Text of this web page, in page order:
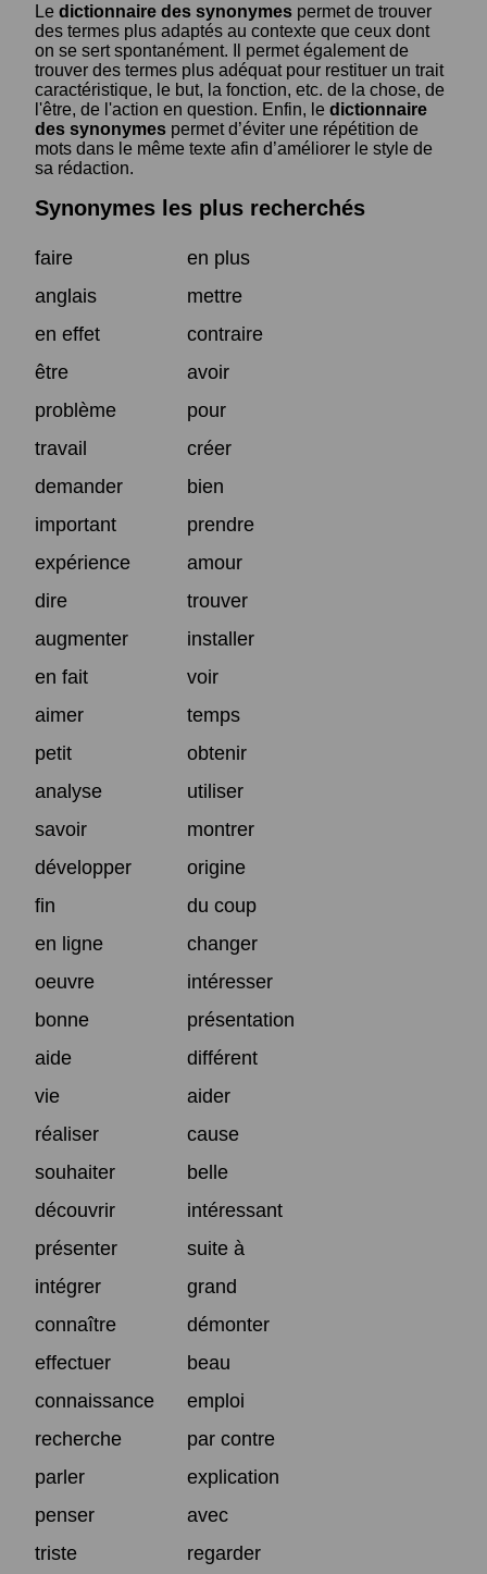
Le dictionnaire des synonymes permet de trouver
des termes plus adaptés au contexte que ceux dont
on se sert spontanément. Il permet également de
trouver des termes plus adéquat pour restituer un trait
caractéristique, le but, la fonction, etc. de la chose, de
l'être, de l'action en question. Enfin, le dictionnaire
des synonymes permet d’éviter une répétition de
mots dans le même texte afin d’améliorer le style de
sa rédaction.
Synonymes les plus recherchés
faire
en plus
anglais
mettre
en effet
contraire
être
avoir
problème
pour
travail
créer
demander
bien
important
prendre
expérience
amour
dire
trouver
augmenter
installer
en fait
voir
aimer
temps
petit
obtenir
analyse
utiliser
savoir
montrer
développer
origine
fin
du coup
en ligne
changer
oeuvre
intéresser
bonne
présentation
aide
différent
vie
aider
réaliser
cause
souhaiter
belle
découvrir
intéressant
présenter
suite à
intégrer
grand
connaître
démonter
effectuer
beau
connaissance
emploi
recherche
par contre
parler
explication
penser
avec
triste
regarder